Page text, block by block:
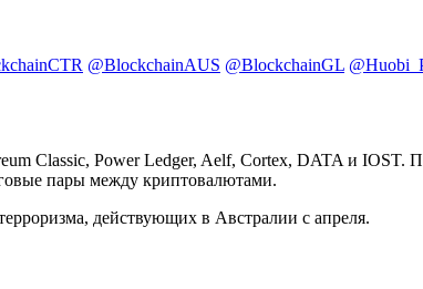
@BlockchainAUS @BlockchainGL
Classic, Power Ledger, Aelf, Cortex, DATA и IOST.
пары между криптовалютами.
действующих в Австралии с апреля.